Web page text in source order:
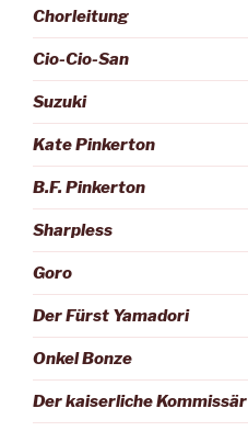
Chorleitung
Cio-Cio-San
Suzuki
Kate Pinkerton
B.F. Pinkerton
Sharpless
Goro
Der Fürst Yamadori
Onkel Bonze
Der kaiserliche Kommissär